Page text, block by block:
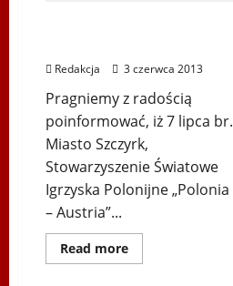
po
Serce
Zbója
Szczyrka
Redakcja 3 czerwca 2013
Pragniemy z radością
poinformować, iż 7 lipca br.
Miasto Szczyrk,
Stowarzyszenie Światowe
Igrzyska Polonijne „Polonia
– Austria”...
Read moreDowiedz
się
Biegi i rekreacja